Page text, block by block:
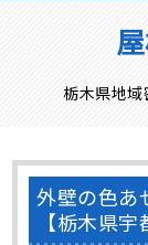
栃木県地域
外壁の色あ
【栃木県宇